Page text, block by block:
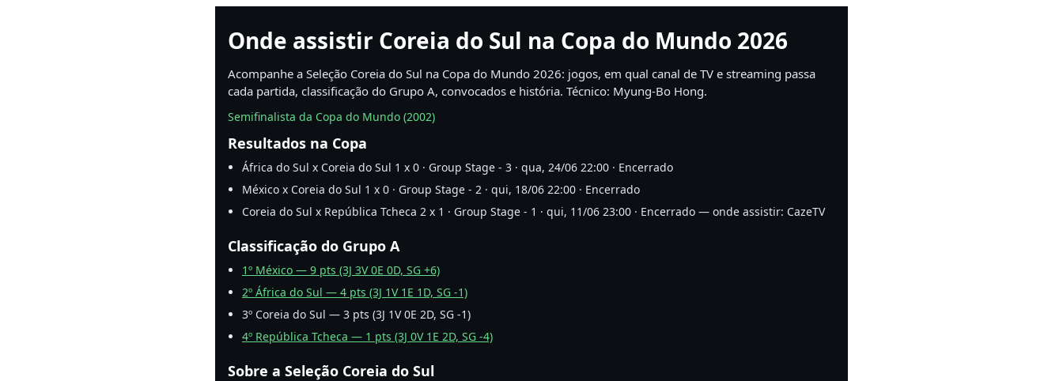
Onde assistir Coreia do Sul na Copa do Mundo 2026
Acompanhe a Seleção Coreia do Sul na Copa do Mundo 2026: jogos, em qual canal de TV e streaming passa
cada partida, classificação do Grupo A, convocados e história. Técnico: Myung-Bo Hong.
Semifinalista da Copa do Mundo (2002)
Resultados na Copa
África do Sul x Coreia do Sul 1 x 0 · Group Stage - 3 · qua, 24/06 22:00 · Encerrado
México x Coreia do Sul 1 x 0 · Group Stage - 2 · qui, 18/06 22:00 · Encerrado
Coreia do Sul x República Tcheca 2 x 1 · Group Stage - 1 · qui, 11/06 23:00 · Encerrado — onde assistir: CazeTV
Classificação do Grupo A
1º México — 9 pts (3J 3V 0E 0D, SG +6)
2º África do Sul — 4 pts (3J 1V 1E 1D, SG -1)
3º Coreia do Sul — 3 pts (3J 1V 0E 2D, SG -1)
4º República Tcheca — 1 pts (3J 0V 1E 2D, SG -4)
Sobre a Seleção Coreia do Sul